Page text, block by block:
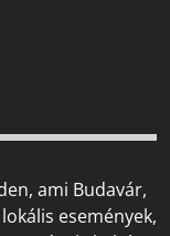
ami Budavár,
események,